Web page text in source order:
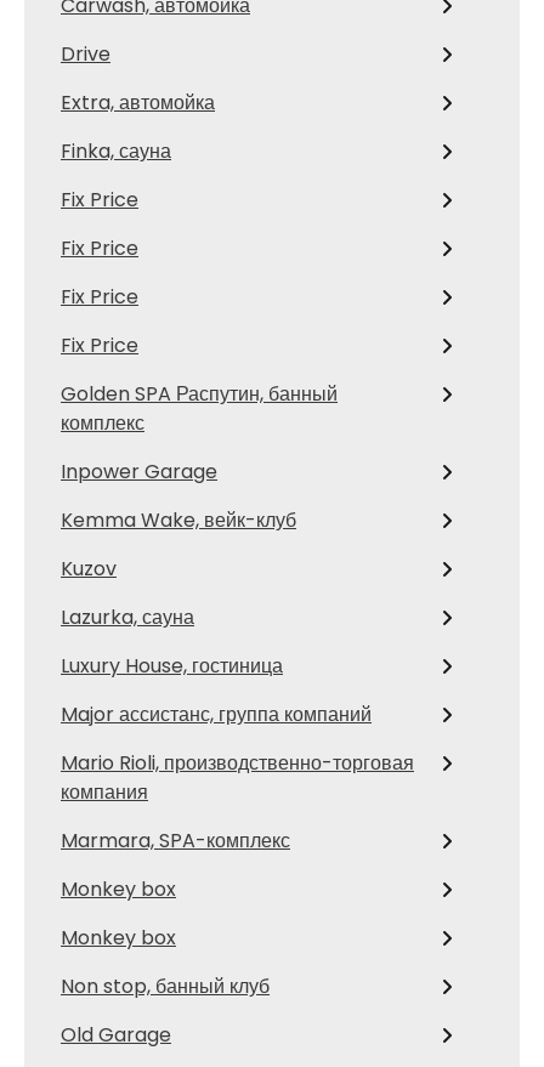
Drive
Extra, автомойка
Finka, сауна
Fix Price
Fix Price
Fix Price
Fix Price
Golden SPA Распутин, банный
комплекс
Inpower Garage
Kemma Wake, вейк-клуб
Kuzov
Lazurka, сауна
Luxury House, гостиница
Major ассистанс, группа компаний
Mario Rioli, производственно-торговая
компания
Marmara, SPA-комплекс
Monkey box
Monkey box
Non stop, банный клуб
Old Garage